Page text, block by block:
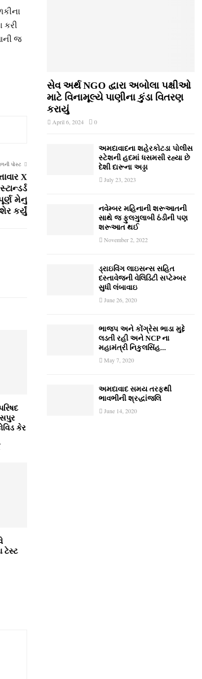
જ
પોસ્ટ
X
મેનુ
શેર કર્યું
કેર
ટેસ્ટ
સેવ અર્થ NGO દ્વારા અબોલા પક્ષીઓ
માટે વિનામૂલ્યે પાણીના કુંડા વિતરણ
કરાયું
April 6, 2024 0
અમદાવાદના શહેરકોટડા પોલીસ
સ્ટેશની હદમાં ધસમસી રહ્યા છે
દેશી દારૂના અડ્ડા
July 23, 2023
નવેમ્‍બર મહિનાની શરૂઆતની
સાથે જ ફુલગુલાબી ઠંડીની પણ
શરૂઆત થઈ
November 2, 2022
ડ્રાઇવિંગ લાઇસન્સ સહિત
દસ્તાવેજની વેલિડિટી સપ્ટેમ્બર
સુધી લંબાવાઇ
June 26, 2020
ભાજપ અને કોંગ્રેસ ભાડા મુદ્દે
લડતી રહી અને NCP ના
મહામંત્રી નિકુલસિંહ...
May 7, 2020
અમદાવાદ સમય તરફથી
ભાવભીની શ્રદ્ધાંજલિ
June 14, 2020